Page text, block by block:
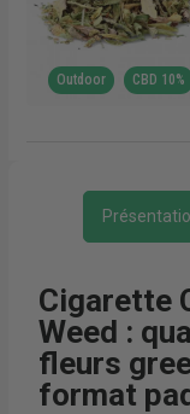
Outdoor CBD 10%
Cigarette
Weed :
fleurs
format